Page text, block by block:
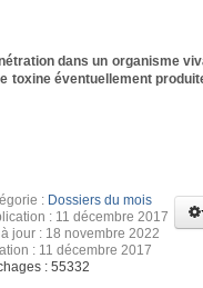
dans un organisme
toxine éventuellement
: Dossiers du mois
: 11 décembre 2017
à jour : 18 novembre 2022
: 11 décembre 2017
: 55332